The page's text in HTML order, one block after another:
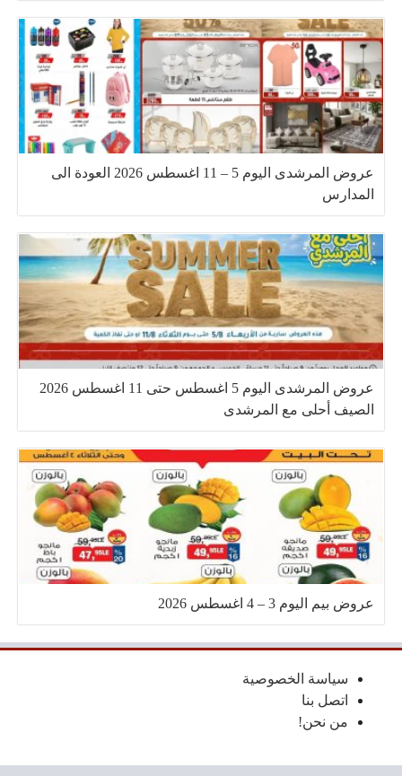
عروض المرشدى اليوم 5 – 11 اغسطس 2026 العودة الى
المدارس
عروض المرشدى اليوم 5 اغسطس حتى 11 اغسطس 2026
الصيف أحلى مع المرشدى
عروض بيم اليوم 3 – 4 اغسطس 2026
سياسة الخصوصية
اتصل بنا
من نحن!